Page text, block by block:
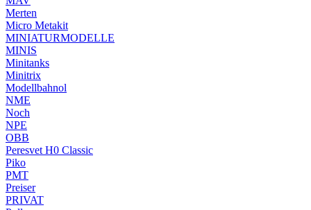
Merten
Micro Metakit
MINIATURMODELLE
MINIS
Minitanks
Minitrix
Modellbahnol
NME
Noch
NPE
OBB
Peresvet H0 Classic
Piko
PMT
Preiser
PRIVAT